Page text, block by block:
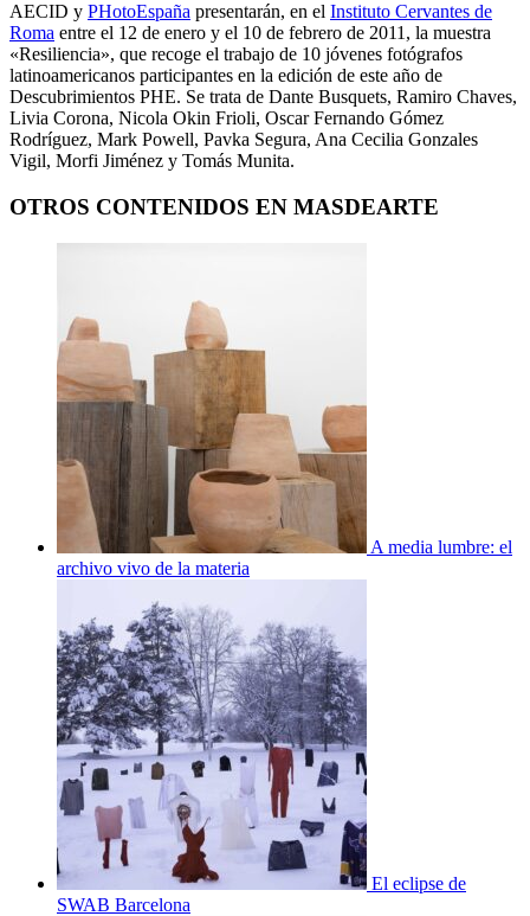
AECID y PHotoEspaña presentarán, en el Instituto Cervantes de
Roma entre el 12 de enero y el 10 de febrero de 2011, la muestra
«Resiliencia», que recoge el trabajo de 10 jóvenes fotógrafos
latinoamericanos participantes en la edición de este año de
Descubrimientos PHE. Se trata de Dante Busquets, Ramiro Chaves,
Livia Corona, Nicola Okin Frioli, Oscar Fernando Gómez
Rodríguez, Mark Powell, Pavka Segura, Ana Cecilia Gonzales
Vigil, Morfi Jiménez y Tomás Munita.
OTROS CONTENIDOS EN MASDEARTE
A media lumbre: el
archivo vivo de la materia
El eclipse de
SWAB Barcelona